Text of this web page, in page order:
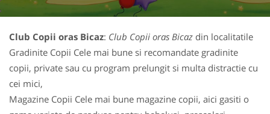
Club Copii oras Bicaz: Club Copii oras Bicaz din localitatile
Gradinite Copii Cele mai bune si recomandate gradinite
copii, private sau cu program prelungit si multa distractie cu
cei mici,
Magazine Copii Cele mai bune magazine copii, aici gasiti o